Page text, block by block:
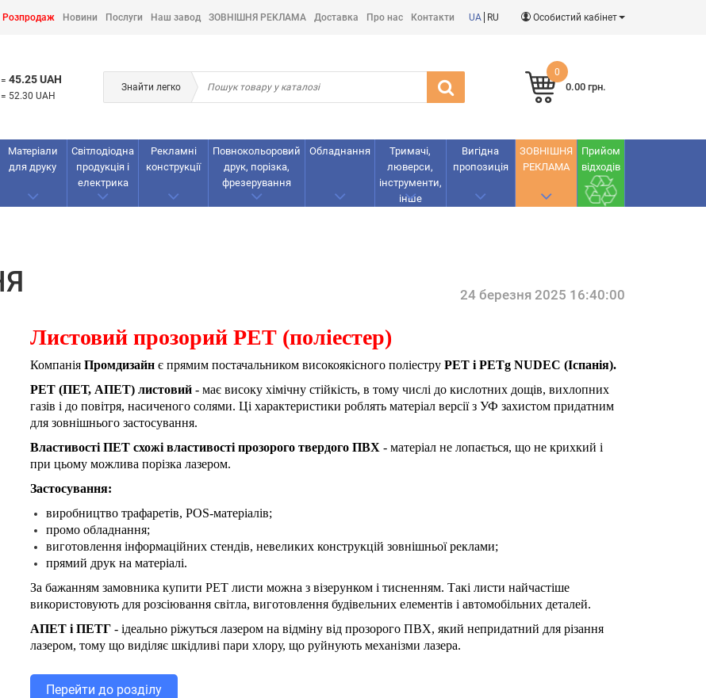
Розпродаж Новини Послуги Наш завод ЗОВНІШНЯ РЕКЛАМА Доставка Про нас Контакти UA RU Особистий кабінет
= 45.25 UAH
= 52.30 UAH
Знайти легко
0
0.00 грн.
Матеріали
для друку
Світлодіодна
продукція і
електрика
Рекламнi
конструкції
Повнокольоровий
друк, порізка,
фрезерування
Обладнання
Тримачі,
люверси,
інструменти,
інше
Вигідна
пропозиція
ЗОВНІШНЯ
РЕКЛАМА
Прийом
відходів
24 березня 2025 16:40:00
Листовий прозорий РЕТ (поліестер)
Компанія Промдизайн є прямим постачальником високоякісного поліестру РЕТ і РЕТg NUDEC (Іспанія).
PET (ПЕТ, АПЕТ) листовий - має високу хімічну стійкість, в тому числі до кислотних дощів, вихлопних
газів і до повітря, насиченого солями. Ці характеристики роблять матеріал версії з УФ захистом придатним
для зовнішнього застосування.
Властивості ПЕТ схожі властивості прозорого твердого ПВХ - матеріал не лопається, що не крихкий і
при цьому можлива порізка лазером.
Застосування:
виробництво трафаретів, POS-матеріалів;
промо обладнання;
виготовлення інформаційних стендів, невеликих конструкцій зовнішньої реклами;
прямий друк на матеріалі.
За бажанням замовника купити PET листи можна з візерунком і тисненням. Такі листи найчастіше
використовують для розсіювання світла, виготовлення будівельних елементів і автомобільних деталей.
АПЕТ і ПЕТГ - ідеально ріжуться лазером на відміну від прозорого ПВХ, який непридатний для різання
лазером, тому що виділяє шкідливі пари хлору, що руйнують механізми лазера.
Перейти до роздiлу